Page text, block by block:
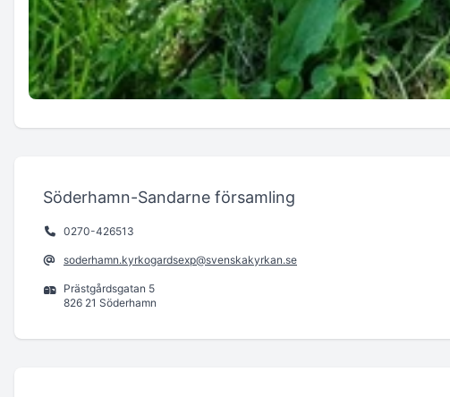
Söderhamn-Sandarne församling
0270-426513
soderhamn.kyrkogardsexp@svenskakyrkan.se
Prästgårdsgatan 5
826 21 Söderhamn